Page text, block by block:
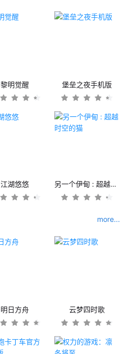
黎明觉醒 堡垒之夜手机版
江湖悠悠 另一个伊甸 : 超越时空的猫
more...
明日方舟 云梦四时歌